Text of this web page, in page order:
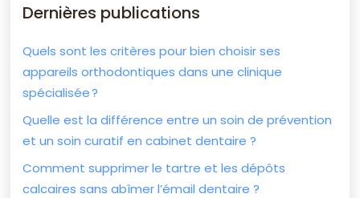
Dernières publications
Quels sont les critères pour bien choisir ses
appareils orthodontiques dans une clinique
spécialisée ?
Quelle est la différence entre un soin de prévention
et un soin curatif en cabinet dentaire ?
Comment supprimer le tartre et les dépôts
calcaires sans abîmer l’émail dentaire ?